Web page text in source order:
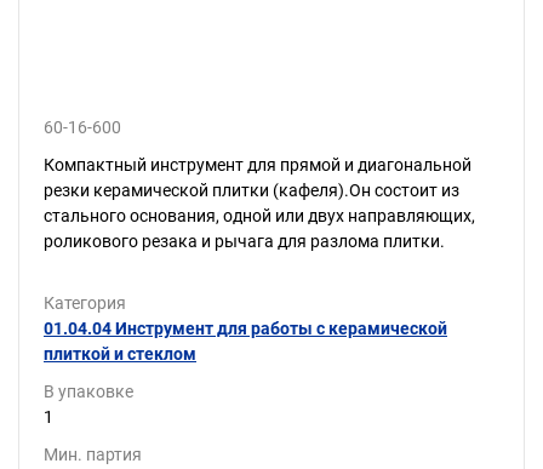
60-16-600
Компактный инструмент для прямой и диагональной
резки керамической плитки (кафеля).Он состоит из
стального основания, одной или двух направляющих,
роликового резака и рычага для разлома плитки.
Категория
01.04.04 Инструмент для работы с керамической
плиткой и стеклом
В упаковке
1
Мин. партия